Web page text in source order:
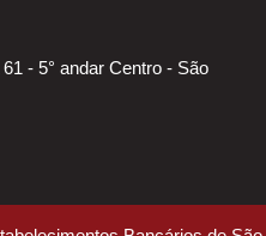
- 5° andar Centro - São